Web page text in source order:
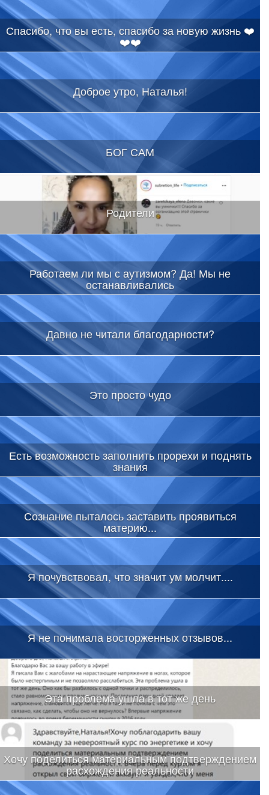
Спасибо, что вы есть, спасибо за новую жизнь ❤️
❤️❤️
Доброе утро, Наталья!
БОГ САМ
Родители
Работаем ли мы с аутизмом? Да! Мы не
останавливались
Давно не читали благодарности?
Это просто чудо
Есть возможность заполнить прорехи и поднять
знания
Сознание пыталось заставить проявиться
материю...
Я почувствовал, что значит ум молчит....
Я не понимала восторженных отзывов...
Эта проблема ушла в тот же день
Хочу поделиться материальным подтверждением
расхождения реальности